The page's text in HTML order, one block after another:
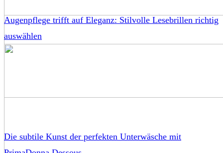
Augenpflege trifft auf Eleganz: Stilvolle Lesebrillen richtig
auswählen
Die subtile Kunst der perfekten Unterwäsche mit